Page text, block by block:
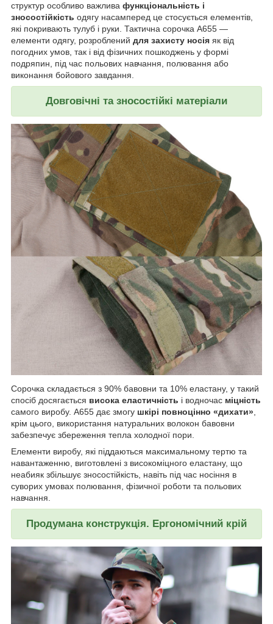
структур особливо важлива функціональність і
зносостійкість одягу насамперед це стосується елементів,
які покривають тулуб і руки. Тактична сорочка A655 —
елементи одягу, розроблений для захисту носія як від
погодних умов, так і від фізичних пошкоджень у формі
подряпин, під час польових навчання, полювання або
виконання бойового завдання.
Довговічні та зносостійкі матеріали
Сорочка складається з 90% бавовни та 10% еластану, у такий
спосіб досягається висока еластичність і водночас міцність
самого виробу. A655 дає змогу шкірі повноцінно «дихати»,
крім цього, використання натуральних волокон бавовни
забезпечує збереження тепла холодної пори.
Елементи виробу, які піддаються максимальному тертю та
навантаженню, виготовлені з високоміцного еластану, що
неабияк збільшує зносостійкість, навіть під час носіння в
суворих умовах полювання, фізичної роботи та польових
навчання.
Продумана конструкція. Ергономічний крій